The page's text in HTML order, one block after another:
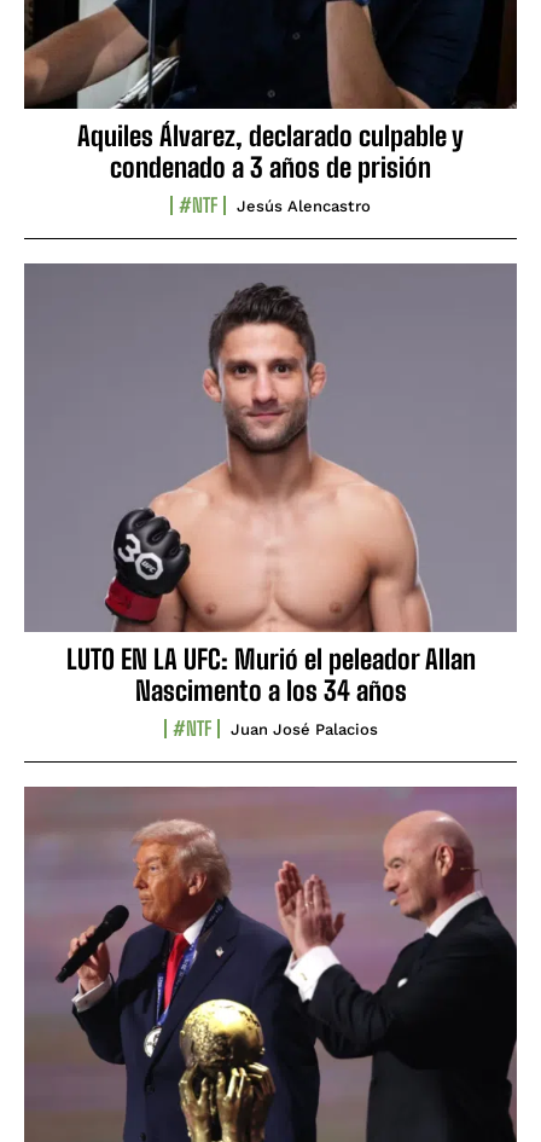
Aquiles Álvarez, declarado culpable y
condenado a 3 años de prisión
#NTF Jesús Alencastro
LUTO EN LA UFC: Murió el peleador Allan
Nascimento a los 34 años
#NTF Juan José Palacios